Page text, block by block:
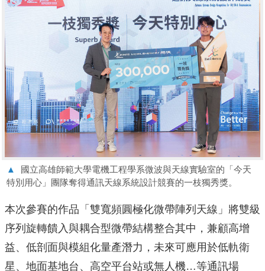
▲
國立高雄師範大學電機工程學系微波與天線實驗室的「今天
特別用心」團隊奪得通訊天線系統設計競賽的一枝獨秀獎。
本次參賽的作品「雙寬頻圓極化微帶陣列天線」將雙級
序列旋轉饋入與耦合型微帶結構整合其中，兼顧高增
益、低剖面與模組化量產潛力，未來可應用於低軌衛
星、地面基地台、高空平台站或無人機…等通訊場